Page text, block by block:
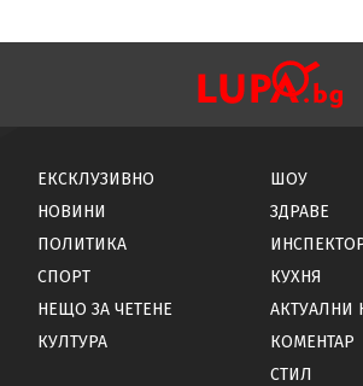
ЕКСКЛУЗИВНО
НОВИНИ
ПОЛИТИКА
СПОРТ
НЕЩО ЗА ЧЕТЕНЕ
КУЛТУРА
ШОУ
ЗДРАВЕ
КУХНЯ
АКТУАЛНИ
КОМЕНТАР
СТИЛ